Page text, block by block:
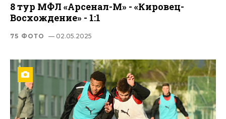
8 тур МФЛ «Арсенал-М» - «Кировец-
Восхождение» - 1:1
75 ФОТО — 02.05.2025